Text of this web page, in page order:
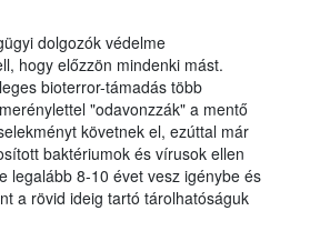
dolgozók védelme
hogy előzzön mindenki mást.
bioterror-támadás több
"odavonzzák" a mentő
követnek el, ezúttal már
baktériumok és vírusok ellen
legalább 8-10 évet vesz igénybe és
a rövid ideig tartó tárolhatóságuk